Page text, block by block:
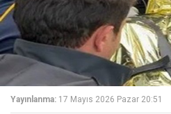
Yayınlanma: 17 Mayıs 2026 Pazar 20:51